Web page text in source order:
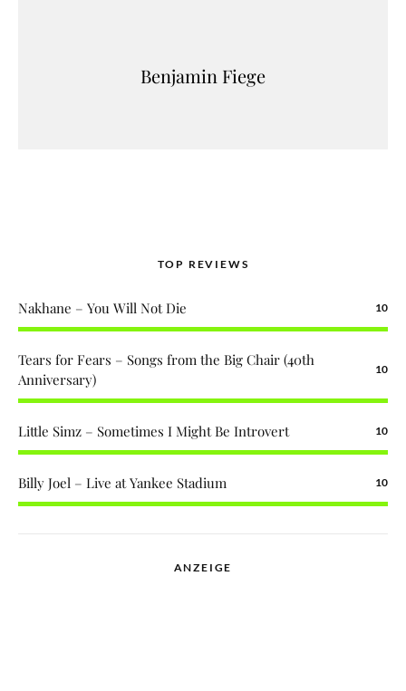
Benjamin Fiege
TOP REVIEWS
Nakhane – You Will Not Die 10
Tears for Fears – Songs from the Big Chair (40th
Anniversary)
10
Little Simz – Sometimes I Might Be Introvert 10
Billy Joel – Live at Yankee Stadium 10
ANZEIGE